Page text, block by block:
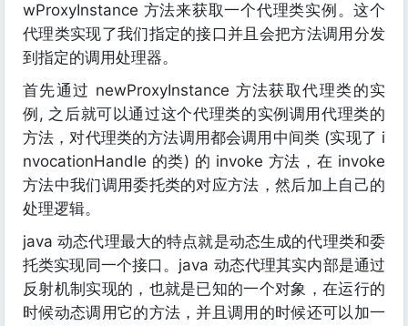
wProxyInstance 方法来获取一个代理类实例。这个
代理类实现了我们指定的接口并且会把方法调用分发
到指定的调用处理器。
首先通过 newProxyInstance 方法获取代理类的实
例, 之后就可以通过这个代理类的实例调用代理类的
方法，对代理类的方法调用都会调用中间类 (实现了 i
nvocationHandle 的类) 的 invoke 方法，在 invoke
方法中我们调用委托类的对应方法，然后加上自己的
处理逻辑。
java 动态代理最大的特点就是动态生成的代理类和委
托类实现同一个接口。java 动态代理其实内部是通过
反射机制实现的，也就是已知的一个对象，在运行的
时候动态调用它的方法，并且调用的时候还可以加一